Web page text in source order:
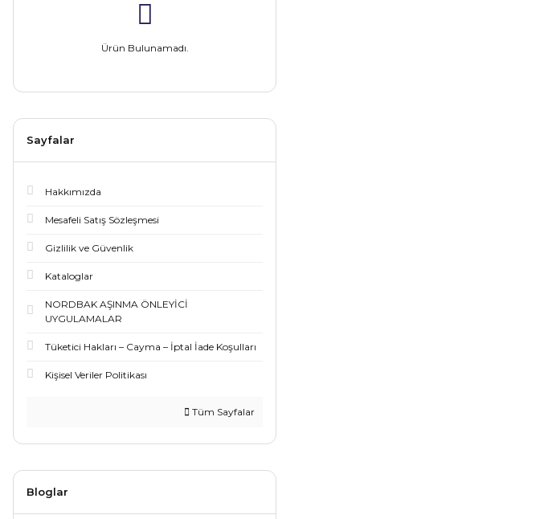
Ürün Bulunamadı.
Sayfalar
Hakkımızda
Mesafeli Satış Sözleşmesi
Gizlilik ve Güvenlik
Kataloglar
NORDBAK AŞINMA ÖNLEYİCİ
UYGULAMALAR
Tüketici Hakları – Cayma – İptal İade Koşulları
Kişisel Veriler Politikası
Tüm Sayfalar
Bloglar